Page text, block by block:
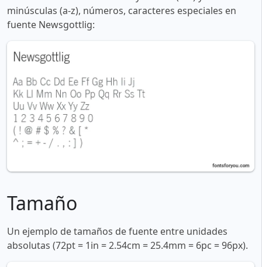
minúsculas (a-z), números, caracteres especiales en
fuente Newsgottlig:
Tamaño
Un ejemplo de tamaños de fuente entre unidades
absolutas (72pt = 1in = 2.54cm = 25.4mm = 6pc = 96px).